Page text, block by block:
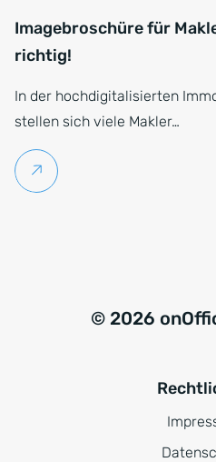
Imagebroschüre für
richtig!
In der hochdigitalisierten
stellen sich viele Makler…
Weiterlesen
© 2026